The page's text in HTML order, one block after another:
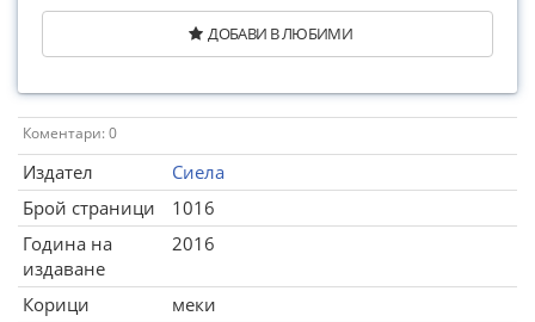
ДОБАВИ В ЛЮБИМИ
Коментари: 0
Издател
Сиела
Брой страници
1016
Година на
издаване
2016
Корици
меки